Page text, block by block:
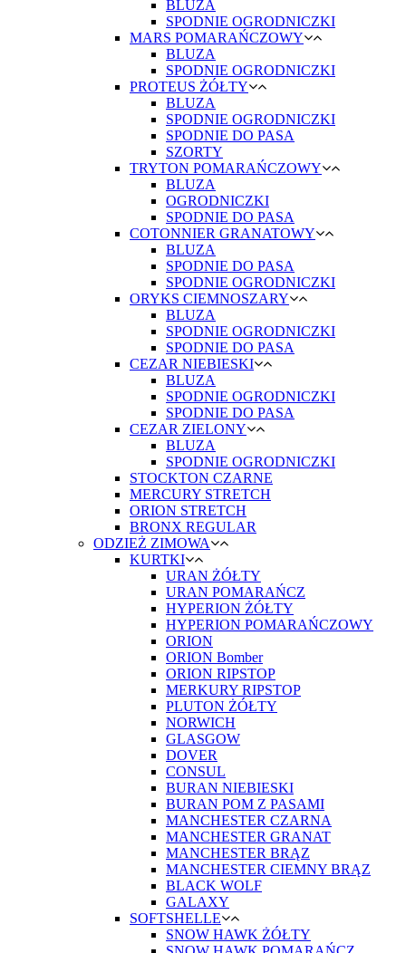
BLUZA
SPODNIE OGRODNICZKI
MARS POMARAŃCZOWY
BLUZA
SPODNIE OGRODNICZKI
PROTEUS ŻÓŁTY
BLUZA
SPODNIE OGRODNICZKI
SPODNIE DO PASA
SZORTY
TRYTON POMARAŃCZOWY
BLUZA
OGRODNICZKI
SPODNIE DO PASA
COTONNIER GRANATOWY
BLUZA
SPODNIE DO PASA
SPODNIE OGRODNICZKI
ORYKS CIEMNOSZARY
BLUZA
SPODNIE OGRODNICZKI
SPODNIE DO PASA
CEZAR NIEBIESKI
BLUZA
SPODNIE OGRODNICZKI
SPODNIE DO PASA
CEZAR ZIELONY
BLUZA
SPODNIE OGRODNICZKI
STOCKTON CZARNE
MERCURY STRETCH
ORION STRETCH
BRONX REGULAR
ODZIEŻ ZIMOWA
KURTKI
URAN ŻÓŁTY
URAN POMARAŃCZ
HYPERION ŻÓŁTY
HYPERION POMARAŃCZOWY
ORION
ORION Bomber
ORION RIPSTOP
MERKURY RIPSTOP
PLUTON ŻÓŁTY
NORWICH
GLASGOW
DOVER
CONSUL
BURAN NIEBIESKI
BURAN POM Z PASAMI
MANCHESTER CZARNA
MANCHESTER GRANAT
MANCHESTER BRĄZ
MANCHESTER CIEMNY BRĄZ
BLACK WOLF
GALAXY
SOFTSHELLE
SNOW HAWK ŻÓŁTY